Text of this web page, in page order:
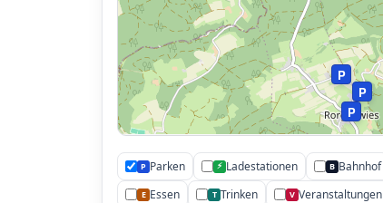
P
P
P
P Parken ⚡ Ladestationen B Bahnhof
E Essen T Trinken V Veranstaltungen